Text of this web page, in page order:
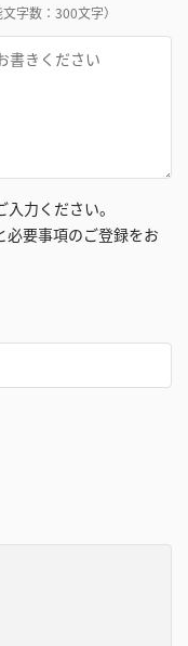
文字数：300文字）
力ください。
要事項のご登録をお